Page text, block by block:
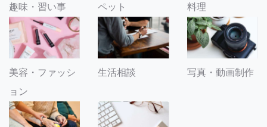
趣味・習い事 ペット 料理
美容・ファッシ
ョン
生活相談 写真・動画制作